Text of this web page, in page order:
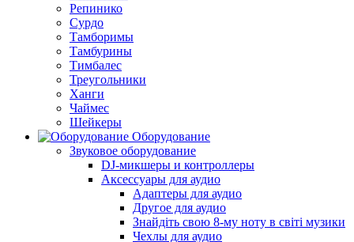
Репинико
Сурдо
Тамборимы
Тамбурины
Тимбалес
Треугольники
Ханги
Чаймес
Шейкеры
Оборудование
Звуковое оборудование
DJ-микшеры и контроллеры
Аксессуары для аудио
Адаптеры для аудио
Другое для аудио
Знайдіть свою 8-му ноту в світі музики
Чехлы для аудио